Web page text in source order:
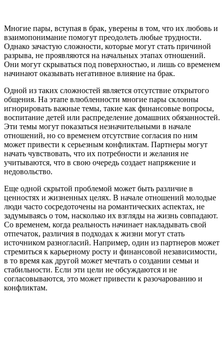
Многие пары, вступая в брак, уверены в том, что их любовь и
взаимопонимание помогут преодолеть любые трудности.
Однако зачастую сложности, которые могут стать причиной
разрыва, не проявляются на начальных этапах отношений.
Они могут скрываться под поверхностью, и лишь со временем
начинают оказывать негативное влияние на брак.
Одной из таких сложностей является отсутствие открытого
общения. На этапе влюбленности многие пары склонны
игнорировать важные темы, такие как финансовые вопросы,
воспитание детей или распределение домашних обязанностей.
Эти темы могут показаться незначительными в начале
отношений, но со временем отсутствие согласия по ним
может привести к серьезным конфликтам. Партнеры могут
начать чувствовать, что их потребности и желания не
учитываются, что в свою очередь создает напряжение и
недовольство.
Еще одной скрытой проблемой может быть различие в
ценностях и жизненных целях. В начале отношений молодые
люди часто сосредоточены на романтических аспектах, не
задумываясь о том, насколько их взгляды на жизнь совпадают.
Со временем, когда реальность начинает накладывать свой
отпечаток, различия в подходах к жизни могут стать
источником разногласий. Например, один из партнеров может
стремиться к карьерному росту и финансовой независимости,
в то время как другой может мечтать о создании семьи и
стабильности. Если эти цели не обсуждаются и не
согласовываются, это может привести к разочарованию и
конфликтам.